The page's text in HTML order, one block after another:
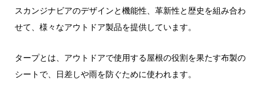
スカンジナビアのデザインと機能性、革新性と歴史を組み合わ
せて、様々なアウトドア製品を提供しています。
タープとは、アウトドアで使用する屋根の役割を果たす布製の
シートで、日差しや雨を防ぐために使われます。